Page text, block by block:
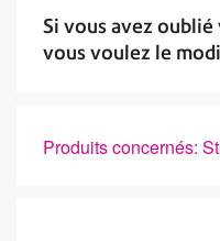
Si vous avez
vous voulez le
Produits concernés: